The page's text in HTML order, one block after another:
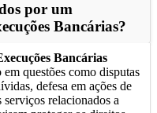
por um
Bancárias?
Bancárias
questões como disputas
defesa em ações de
serviços relacionados a